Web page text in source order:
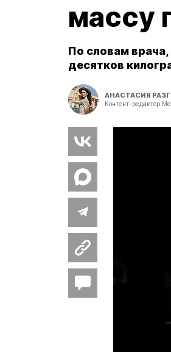
массу
По словам
десятков
АНАСТАСИЯ
Контент-редактор